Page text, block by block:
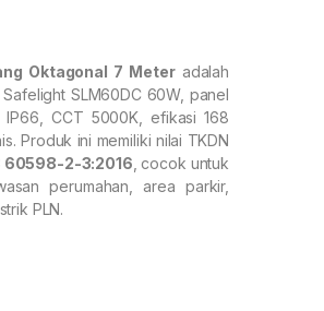
Oktagonal 7 Meteradalah
SLM60DC 60W, panel
IP66, CCT 5000K, efikasi 168
Produk ini memiliki nilai TKDN
60598-2-3:2016 , cocok untuk
perumahan, area parkir,
PLN.